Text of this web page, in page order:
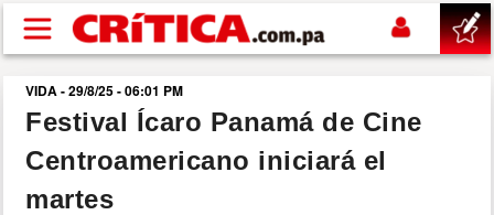
Pasar al contenido principal
buscar
SUCESOS
VIDA - 29/8/25 - 06:01 PM
Festival Ícaro Panamá de Cine
Centroamericano iniciará el
martes